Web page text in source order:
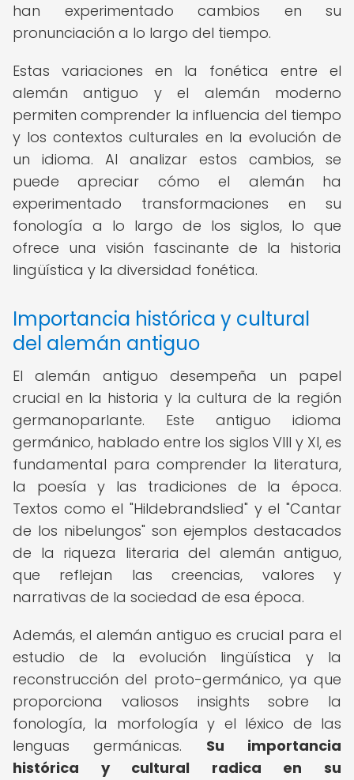
han experimentado cambios en su
pronunciación a lo largo del tiempo.
Estas variaciones en la fonética entre el
alemán antiguo y el alemán moderno
permiten comprender la influencia del tiempo
y los contextos culturales en la evolución de
un idioma. Al analizar estos cambios, se
puede apreciar cómo el alemán ha
experimentado transformaciones en su
fonología a lo largo de los siglos, lo que
ofrece una visión fascinante de la historia
lingüística y la diversidad fonética.
Importancia histórica y cultural
del alemán antiguo
El alemán antiguo desempeña un papel
crucial en la historia y la cultura de la región
germanoparlante. Este antiguo idioma
germánico, hablado entre los siglos VIII y XI, es
fundamental para comprender la literatura,
la poesía y las tradiciones de la época.
Textos como el "Hildebrandslied" y el "Cantar
de los nibelungos" son ejemplos destacados
de la riqueza literaria del alemán antiguo,
que reflejan las creencias, valores y
narrativas de la sociedad de esa época.
Además, el alemán antiguo es crucial para el
estudio de la evolución lingüística y la
reconstrucción del proto-germánico, ya que
proporciona valiosos insights sobre la
fonología, la morfología y el léxico de las
lenguas germánicas. Su importancia
histórica y cultural radica en su